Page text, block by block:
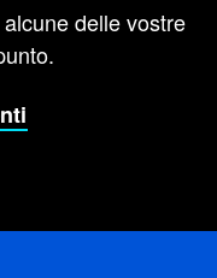
delle vostre